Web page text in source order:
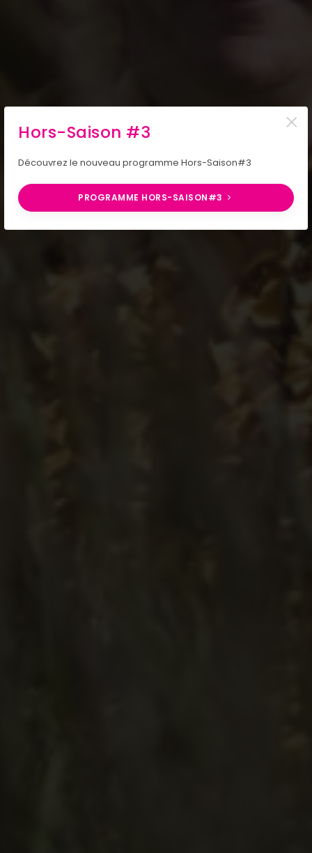
Hors-Saison #3
Découvrez le nouveau programme Hors-Saison#3
PROGRAMME HORS-SAISON#3
×